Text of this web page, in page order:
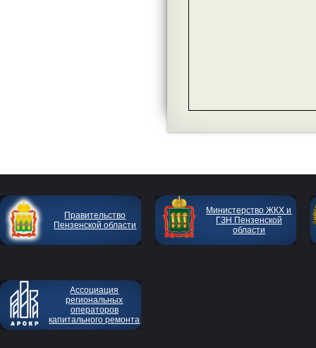
Правительство
Пензенской области
Министерство ЖКХ и
ГЗН Пензенской
области
Ассоциация
региональных
операторов
капитального ремонта